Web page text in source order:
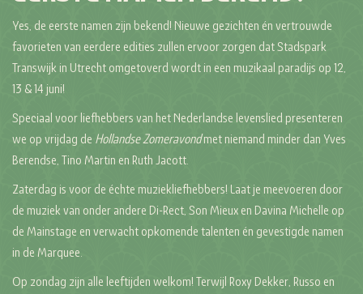
Yes, de eerste namen zijn bekend! Nieuwe gezichten én vertrouwde
favorieten van eerdere edities zullen ervoor zorgen dat Stadspark
Transwijk in Utrecht omgetoverd wordt in een muzikaal paradijs op 12,
13 & 14 juni!
Speciaal voor liefhebbers van het Nederlandse levenslied presenteren
we op vrijdag de Hollandse Zomeravondmet niemand minder dan Yves
Berendse, Tino Martin en Ruth Jacott.
Zaterdag is voor de échte muziekliefhebbers! Laat je meevoeren door
de muziek van onder andere Di-Rect, Son Mieux en Davina Michelle op
de Mainstage en verwacht opkomende talenten én gevestigde namen
in de Marquee.
Op zondag zijn alle leeftijden welkom! Terwijl Roxy Dekker, Russo en